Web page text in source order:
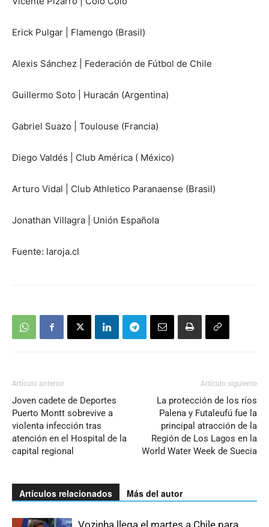
Erick Pulgar | Flamengo (Brasil)
Alexis Sánchez | Federación de Fútbol de Chile
Guillermo Soto | Huracán (Argentina)
Gabriel Suazo | Toulouse (Francia)
Diego Valdés | Club América ( México)
Arturo Vidal | Club Athletico Paranaense (Brasil)
Jonathan Villagra | Unión Española
Fuente: laroja.cl
Artículo anterior
Joven cadete de Deportes
Puerto Montt sobrevive a
violenta infección tras
atención en el Hospital de la
capital regional
Artículo siguiente
La protección de los ríos
Palena y Futaleufú fue la
principal atracción de la
Región de Los Lagos en la
World Water Week de Suecia
Artículos relacionados Más del autor